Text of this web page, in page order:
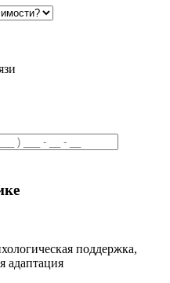
поддержка,
адаптация